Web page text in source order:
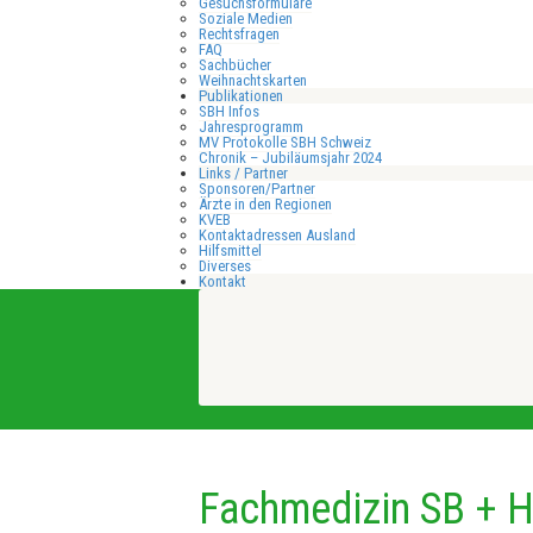
Soziale Medien
Rechtsfragen
FAQ
Sachbücher
Weihnachtskarten
Publikationen
SBH Infos
Jahresprogramm
MV Protokolle SBH Schweiz
Chronik – Jubiläumsjahr 2024
Links / Partner
Sponsoren/Partner
Ärzte in den Regionen
KVEB
Kontaktadressen Ausland
Hilfsmittel
Diverses
Kontakt
Fachmedizin SB +